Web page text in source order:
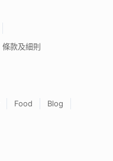
條款及細則
Food
Blog